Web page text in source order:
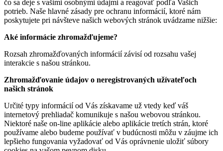
čo sa deje s vašimi osobnými údajmi a reagovať podľa Vašich
potrieb. Naše hlavné zásady pre ochranu informácií, ktoré nám
poskytujete pri návšteve našich webových stránok uvádzame nižšie:
Aké informácie zhromažďujeme?
Rozsah zhromažďovaných informácií závisí od rozsahu vašej
interakcie s našou stránkou.
Zhromažďovanie údajov o neregistrovaných užívateľoch
našich stránok
Určité typy informácií od Vás získavame už vtedy keď váš
internetový prehliadač komunikuje s našou webovou stránkou.
Niektoré naše on-line aplikácie alebo aplikácie tretích strán, ktoré
používame alebo budeme používať v budúcnosti môžu v záujme ich
lepšieho fungovania vyžadovať od Vás oprávnenie uložiť súbory